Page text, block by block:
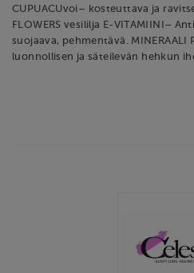
CUPUACUvoi– kosteuttava ja
FLOWERS vesililja E-VITAMIINI–
suojaava, pehmentävä. MINERAALI
luonnollisen ja säteilevän hehkun